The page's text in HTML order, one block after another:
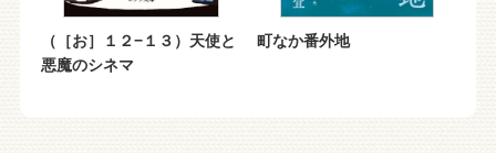
（［お］１２−１３）天使と
悪魔のシネマ
町なか番外地